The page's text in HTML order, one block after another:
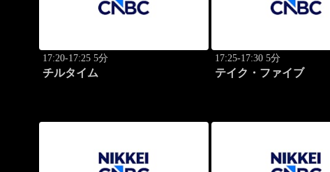
17:20-17:25 5分
チルタイム
17:25-17:30 5分
テイク・ファイブ